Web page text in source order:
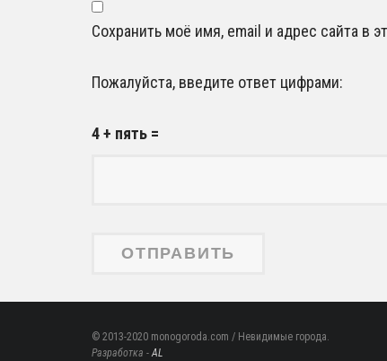
Сохранить моё имя, email и адрес сайта в
Пожалуйста, введите ответ цифрами:
4 + пять =
© 2013-2020 monogoroda.com / Невидимые города.
Разработка -AL